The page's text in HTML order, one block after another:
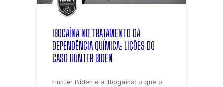
IBOGAÍNA NO TRATAMENTO DA
DEPENDÊNCIA QUÍMICA: LIÇÕES DO
CASO HUNTER BIDEN
Hunter Biden e a Ibogaína: o que o